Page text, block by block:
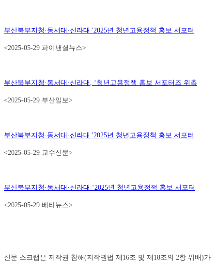
부산북부지청 · 동서대 · 신라대 '2025년 청년고용정책 홍보 서포터
<2025-05-29 파이낸셜뉴스>
부산북부지청 · 동서대 · 신라대 , ‘청년고용정책 홍보 서포터즈 위촉
<2025-05-29 부산일보>
부산북부지청 · 동서대 · 신라대 '2025년 청년고용정책 홍보 서포터
<2025-05-29 교수신문>
부산북부지청 · 동서대 · 신라대 ‘2025년 청년고용정책 홍보 서포터
<2025-05-29 베타뉴스>
신문 스크랩은 저작권 침해(저작권법 제16조 및 제18조의 2항 위배)가